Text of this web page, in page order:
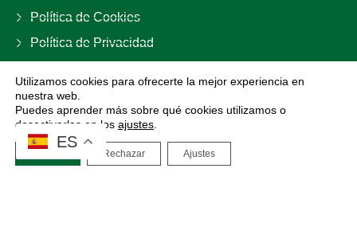
Política de Cookies
Política de Privacidad
DIVIRAC S.L B02792463
Las Parras, 23 29420 – El Burgo Málaga (ES) España
ES
Utilizamos cookies para ofrecerte la mejor experiencia en
nuestra web.
Puedes aprender más sobre qué cookies utilizamos o
desactivarlas en los ajustes
Rechazar Ajustes